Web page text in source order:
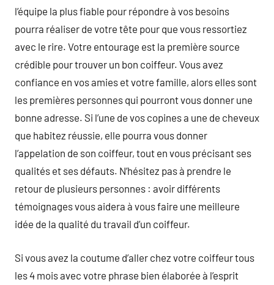
l’équipe la plus fiable pour répondre à vos besoins
pourra réaliser de votre tête pour que vous ressortiez
avec le rire. Votre entourage est la première source
crédible pour trouver un bon coiffeur. Vous avez
confiance en vos amies et votre famille, alors elles sont
les premières personnes qui pourront vous donner une
bonne adresse. Si l’une de vos copines a une de cheveux
que habitez réussie, elle pourra vous donner
l’appelation de son coiffeur, tout en vous précisant ses
qualités et ses défauts. N’hésitez pas à prendre le
retour de plusieurs personnes : avoir différents
témoignages vous aidera à vous faire une meilleure
idée de la qualité du travail d’un coiffeur.
Si vous avez la coutume d’aller chez votre coiffeur tous
les 4 mois avec votre phrase bien élaborée à l’esprit